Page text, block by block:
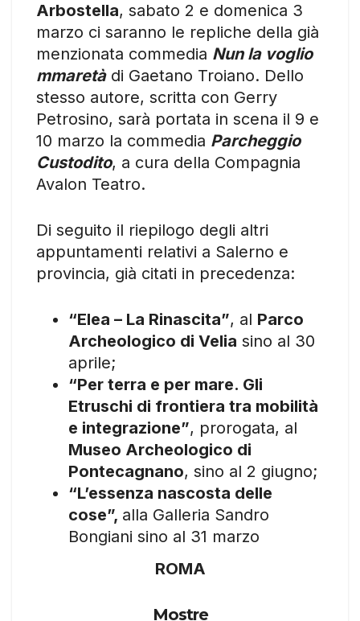
Arbostella, sabato 2 e domenica 3
marzo ci saranno le repliche della già
menzionata commedia Nun la voglio
mmaretàdi Gaetano Troiano. Dello
stesso autore, scritta con Gerry
Petrosino, sarà portata in scena il 9 e
10 marzo la commedia Parcheggio
Custodito, a cura della Compagnia
Avalon Teatro.
Di seguito il riepilogo degli altri
appuntamenti relativi a Salerno e
provincia, già citati in precedenza:
“Elea – La Rinascita”, al Parco
Archeologico di Velia sino al 30
aprile;
“Per terra e per mare. Gli
Etruschi di frontiera tra mobilità
e integrazione”, prorogata, al
Museo Archeologico di
Pontecagnano, sino al 2 giugno;
“L’essenza nascosta delle
cose”, alla Galleria Sandro
Bongiani sino al 31 marzo
ROMA
Mostre